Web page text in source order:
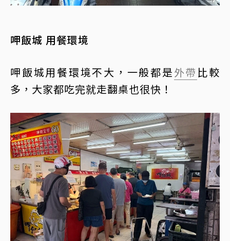
呷飯城 用餐環境
呷飯城用餐環境不大，一般都是外帶 比較
多，大家都吃完就走翻桌也很快！